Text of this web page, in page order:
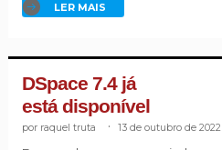
LER MAIS
DSpace 7.4 já
está disponível
raquel truta 13 de outubro de 2022